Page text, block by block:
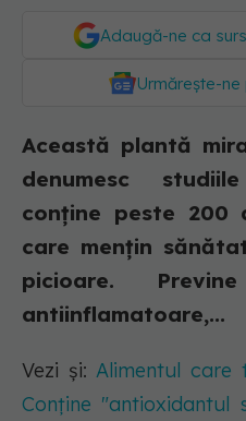
Adaugă-ne ca
Urmărește-
Această plantă
denumesc
conține peste 200
care mențin
picioare.
antiinflamatoare,...
Vezi și:Alimentul care
Conține "antioxidantul